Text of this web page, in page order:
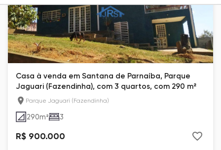
Casa à venda em Santana de Parnaíba, Parque
Jaguari (Fazendinha), com 3 quartos, com 290 m²
Parque Jaguari (Fazendinha)
290m² 3
R$ 900.000